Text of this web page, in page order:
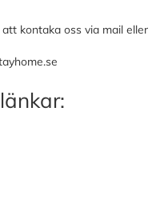
kontaka oss via mail eller